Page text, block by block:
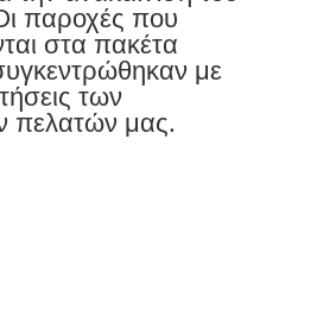
παροχές που
στα πακέτα
με
των
πελατών μας.